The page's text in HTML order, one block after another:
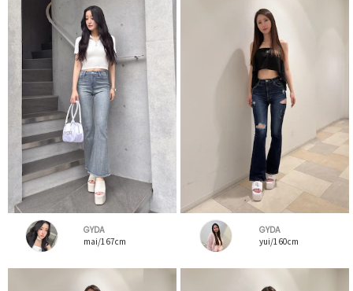
GYDA
mai/167cm
GYDA
yui/160cm